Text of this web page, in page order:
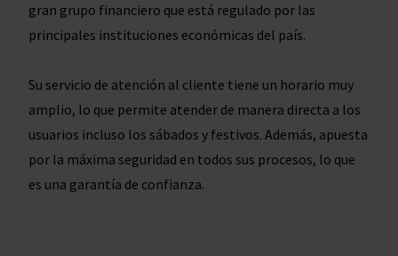
gran grupo financiero que está regulado por las
principales instituciones económicas del país.
Su servicio de atención al cliente tiene un horario muy
amplio, lo que permite atender de manera directa a los
usuarios incluso los sábados y festivos. Además, apuesta
por la máxima seguridad en todos sus procesos, lo que
es una garantía de confianza.